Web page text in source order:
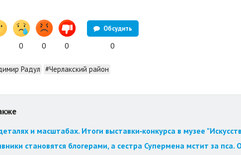
0 0 0
Обсудить
0
Радул #Черлакский район
и масштабах. Итоги выставки‑конкурса в музее
становятся блогерами, а сестра Супермена мстит за пса.